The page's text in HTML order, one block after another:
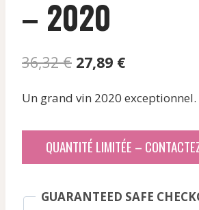
– 2020
36,32€ Le
initial
était :
36,32 €.
27,89 €Le
actuel
est :
27,89 €.
Un grand vin 2020 exceptionnel.
QUANTITÉ LIMITÉE –
GUARANTEED SAFE